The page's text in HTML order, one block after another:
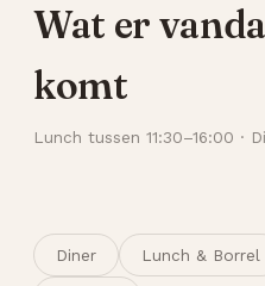
Wat er
komt
Lunch tussen 11:30–16:00 ·
Diner Lunch & Borrel